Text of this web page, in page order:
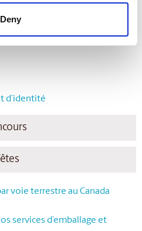
Deny
d’identité
voie terrestre au Canada
services d’emballage et